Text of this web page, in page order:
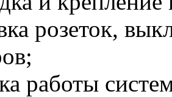
розеток,
работы